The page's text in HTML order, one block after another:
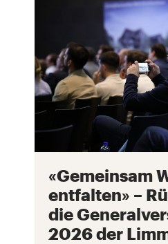
«Gemeinsam
entfalten» –
die
2026 der